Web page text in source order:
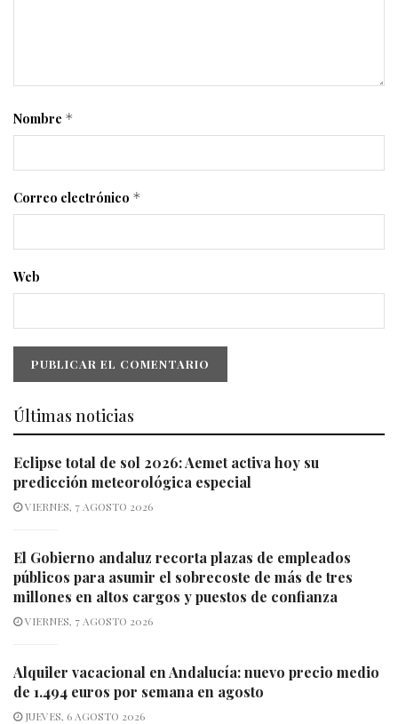
Nombre *
Correo electrónico *
Web
Últimas noticias
Eclipse total de sol 2026: Aemet activa hoy su
predicción meteorológica especial
VIERNES, 7 AGOSTO 2026
El Gobierno andaluz recorta plazas de empleados
públicos para asumir el sobrecoste de más de tres
millones en altos cargos y puestos de confianza
VIERNES, 7 AGOSTO 2026
Alquiler vacacional en Andalucía: nuevo precio medio
de 1.494 euros por semana en agosto
JUEVES, 6 AGOSTO 2026